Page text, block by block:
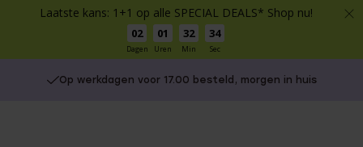
Laatste kans: 1+1 op alle SPECIAL DEALS* Shop nu!
02
Dagen
01
Uren
32
Min
34
Sec
Op werkdagen voor 17.00 besteld, morgen in huis